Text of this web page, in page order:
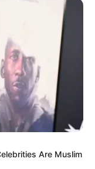
Are Muslim